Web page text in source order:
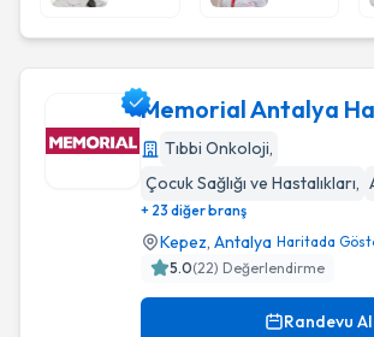
Memorial Antalya Hastanesi
Memorial Antalya
Tıbbi Onkoloji,
Çocuk Sağlığı ve Hastalıkları,
+ 23 diğer branş
Kepez, Antalya Haritada
5.0(22) Değerlendirme
Randevu Al